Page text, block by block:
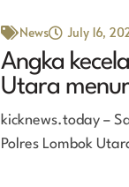
News July 16,
Angka
Utara
kicknews.today –
Polres Lombok